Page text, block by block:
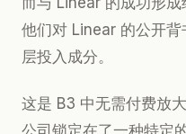
他们对 Linear 的公开
层投入成分。
这是 B3 中无需付费放
公司锁定在了一种特定